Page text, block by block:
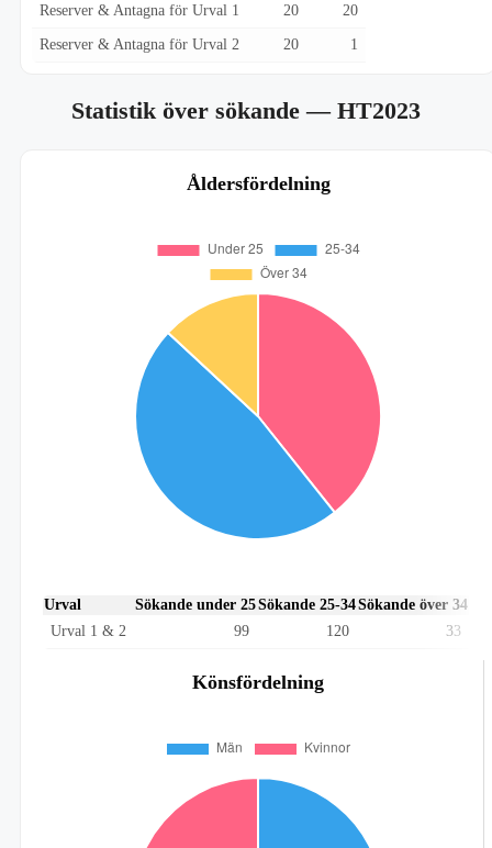
Reserver & Antagna för Urval 1
20 20
Reserver & Antagna för Urval 2 20 1
Statistik över sökande— HT2023
Åldersfördelning
Urval Sökande under 25Sökande 25-34Sökande över 34
Urval 1 & 2
99 120 33
Könsfördelning